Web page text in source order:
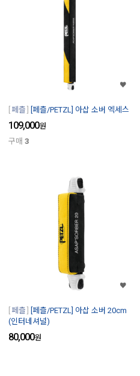
페츨 [페츨/PETZL] 아삽 소버 엑세스
109,000원
구매 3
페츨
[페츨/PETZL] 아삽 소버 20cm
(인터네셔널)
80,000원